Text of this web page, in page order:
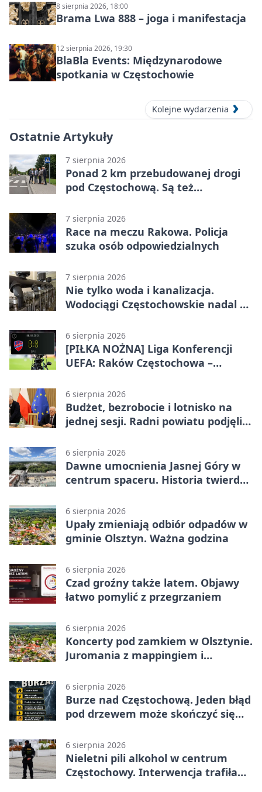
8 sierpnia 2026, 18:00
Brama Lwa 888 – joga i manifestacja
12 sierpnia 2026, 19:30
BlaBla Events: Międzynarodowe
spotkania w Częstochowie
Kolejne wydarzenia
Ostatnie Artykuły
7 sierpnia 2026
Ponad 2 km przebudowanej drogi
pod Częstochową. Są też
7 sierpnia 2026
Race na meczu Rakowa. Policja
szuka osób odpowiedzialnych
7 sierpnia 2026
Nie tylko woda i kanalizacja.
Wodociągi Częstochowskie nadal w
6 sierpnia 2026
[PIŁKA NOŻNA] Liga Konferencji
UEFA: Raków Częstochowa –
meczu III rundy eliminacji
6 sierpnia 2026
Budżet, bezrobocie i lotnisko na
jednej sesji. Radni powiatu podjęli
6 sierpnia 2026
Dawne umocnienia Jasnej Góry w
centrum spaceru. Historia twierdzy
6 sierpnia 2026
Upały zmieniają odbiór odpadów w
gminie Olsztyn. Ważna godzina
6 sierpnia 2026
Czad groźny także latem. Objawy
łatwo pomylić z przegrzaniem
6 sierpnia 2026
Koncerty pod zamkiem w Olsztynie.
Juromania z mappingiem i
6 sierpnia 2026
Burze nad Częstochową. Jeden błąd
pod drzewem może skończyć się
6 sierpnia 2026
Nieletni pili alkohol w centrum
Częstochowy. Interwencja trafiła